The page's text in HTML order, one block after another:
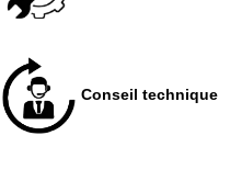
Conseil technique